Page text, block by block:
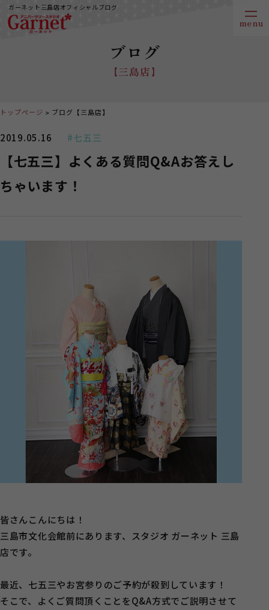
ガーネット三島店オフィシャルブログ
ブログ
【三島店】
2019.05.16 #七五三
【七五三】よくある質問Q&Aお答えし
ちゃいます！
皆さんこんにちは！
三島市文化会館前にあります、スタジオ ガーネット 三島
店です。
最近、七五三やお宮参りのご予約が殺到しています！
そこで、よくご質問頂くことをQ&A方式でご説明させて
トップページ ブログ【三島店】